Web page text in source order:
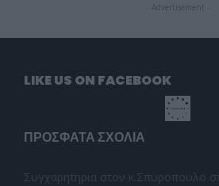
- Advertisement -
LIKE US ON FACEBOOK
ΠΡΌΣΦΑΤΑ ΣΧΌΛΙΑ
Συγχαρητηρια στον κ.Σπυροπουλο